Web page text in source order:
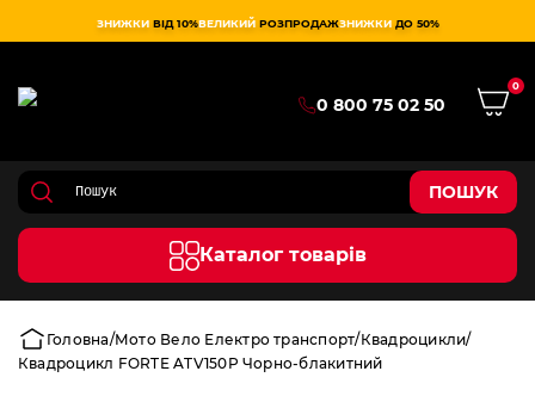
ЗНИЖКИ ВІД 10%ВЕЛИКИЙ РОЗПРОДАЖЗНИЖКИ ДО 50%
0 800 75 02 50
0
ПОШУК
Каталог товарів
Головна Мото Вело Електро транспорт Квадроцикли
Квадроцикл FORTE ATV150P Чорно-блакитний